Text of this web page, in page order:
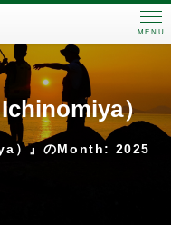
MENU
）
）』のMonth: 2025